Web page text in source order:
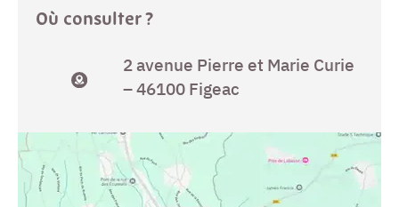
Où consulter ?
2 avenue Pierre et Marie Curie
– 46100 Figeac